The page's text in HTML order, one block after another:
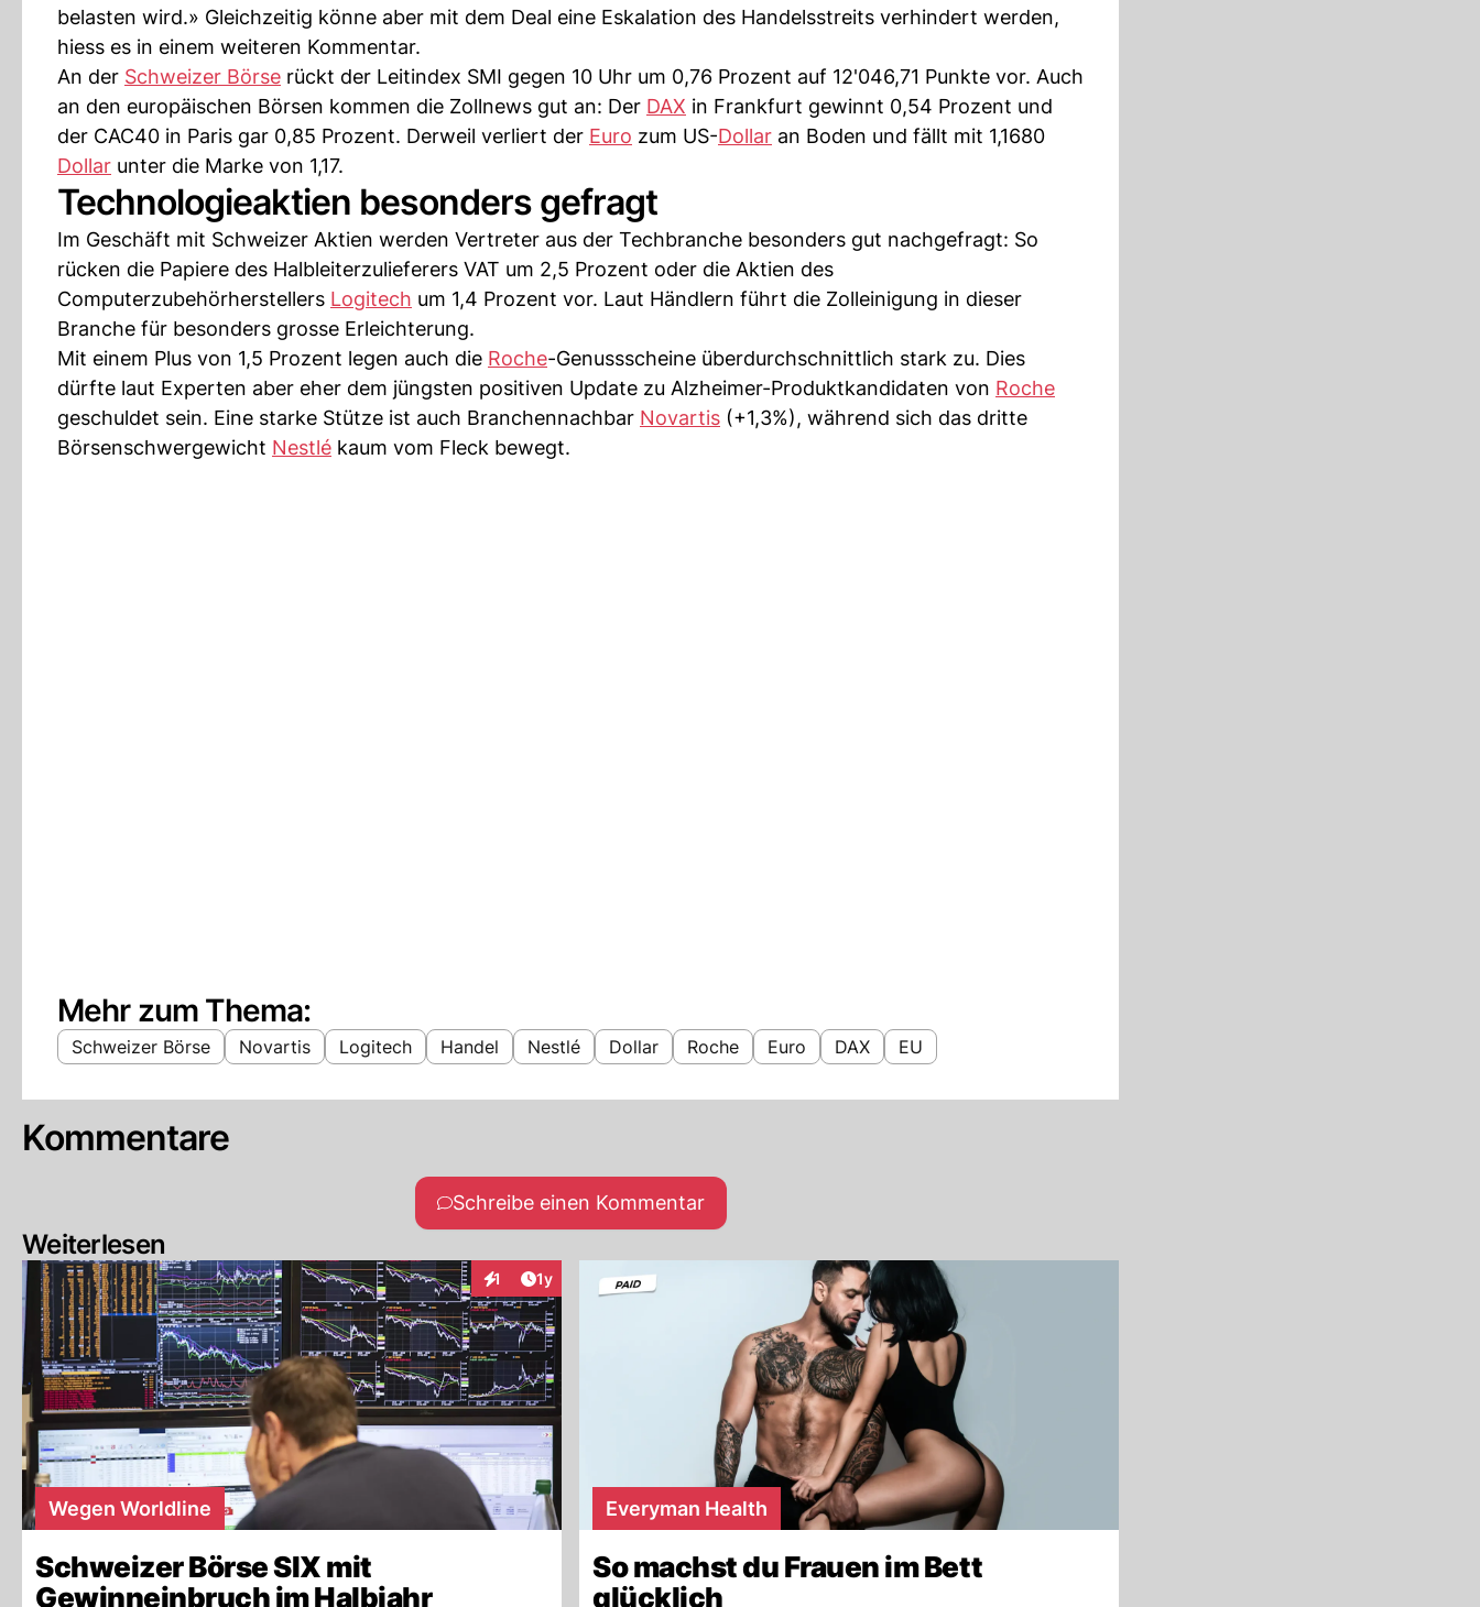
belasten wird.» Gleichzeitig könne aber mit dem Deal eine Eskalation des Handelsstreits verhindert werden,
hiess es in einem weiteren Kommentar.
An der Schweizer Börse rückt der Leitindex SMI gegen 10 Uhr um 0,76 Prozent auf 12'046,71 Punkte vor. Auch
an den europäischen Börsen kommen die Zollnews gut an: Der DAX in Frankfurt gewinnt 0,54 Prozent und
der CAC40 in Paris gar 0,85 Prozent. Derweil verliert der Euro zum US-Dollar an Boden und fällt mit 1,1680
Dollar unter die Marke von 1,17.
Technologieaktien besonders gefragt
Im Geschäft mit Schweizer Aktien werden Vertreter aus der Techbranche besonders gut nachgefragt: So
rücken die Papiere des Halbleiterzulieferers VAT um 2,5 Prozent oder die Aktien des
Computerzubehörherstellers Logitech um 1,4 Prozent vor. Laut Händlern führt die Zolleinigung in dieser
Branche für besonders grosse Erleichterung.
Mit einem Plus von 1,5 Prozent legen auch die Roche-Genussscheine überdurchschnittlich stark zu. Dies
dürfte laut Experten aber eher dem jüngsten positiven Update zu Alzheimer-Produktkandidaten von Roche
geschuldet sein. Eine starke Stütze ist auch Branchennachbar Novartis (+1,3%), während sich das dritte
Börsenschwergewicht Nestlé kaum vom Fleck bewegt.
Mehr zum Thema:
Schweizer Börse Novartis Logitech Handel Nestlé Dollar Roche Euro DAX EU
Kommentare
Schreibe einen Kommentar
Weiterlesen
1
InteraktionenArtikel veröffentlicht:
1y
Wegen Worldline
Schweizer Börse SIX mit
Gewinneinbruch im Halbjahr
Everyman Health
So machst du Frauen im Bett
glücklich